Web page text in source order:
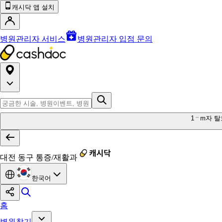
캐시닥 앱 설치
병원관리자 서비스 병원관리자 입점 문의
1 m자 탈
대전 동구 통증/재활과
한국어
홈